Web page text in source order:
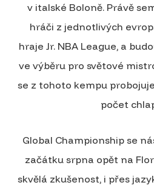
v italské Boloně. Právě
hráči z jednotlivých
hraje Jr. NBA League, a
ve výběru pro světové
se z tohoto kempu
počet
Global Championship se
začátku srpna opět na
skvělá zkušenost, i přes